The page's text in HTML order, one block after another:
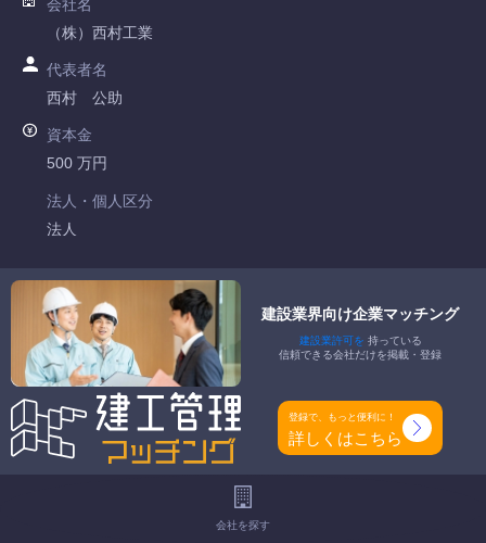
会社名
（株）西村工業
代表者名
西村 公助
資本金
500 万円
法人・個人区分
法人
許可番号
愛知県知事許可 第074276号
特定建設業
-
一般建設業
とび・土木工事業 鋼構造物工事業
建設業界向け企業マッチング
建設業許可を 持っている
信頼できる会社だけを掲載・登録
登録で、もっと便利に！
詳しくはこちら
会社を探す